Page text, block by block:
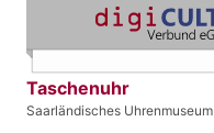
Taschenuhr
Saarländisches Uhrenmuseum